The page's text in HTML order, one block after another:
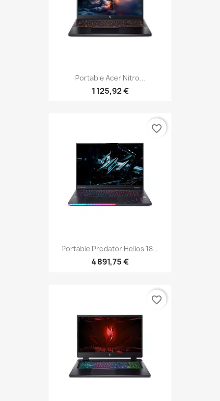
Portable Acer Nitro...
1 125,92 €
Portable Predator Helios 18...
4 891,75 €
favorite_border
favorite_border